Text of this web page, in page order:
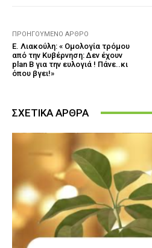
ΠΡΟΗΓΟΎΜΕΝΟ ΆΡΘΡΟ
Ε. Λιακούλη: « Ομολογία τρόμου
από την Κυβέρνηση: Δεν έχουν
plan B για την ευλογιά ! Πάνε..κι
όπου βγει!»
ΣΧΕΤΙΚΑ ΑΡΘΡΑ